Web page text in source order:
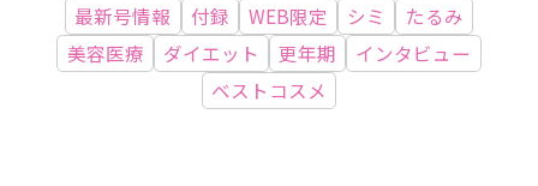
最新号情報 付録 WEB限定 シミ
たるみ
美容医療
ダイエット 更年期
インタビュー
ベストコスメ